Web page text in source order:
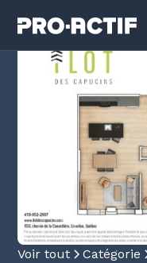
Voir tout Catégorie